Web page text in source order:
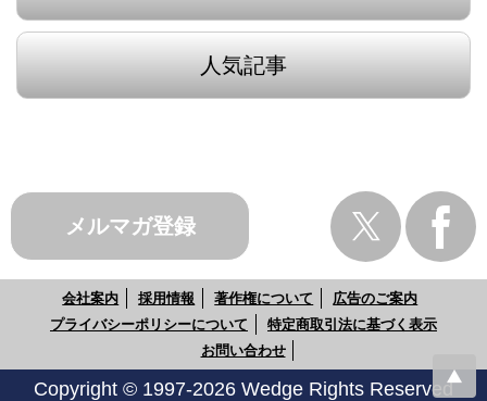
人気記事
メルマガ登録
会社案内 採用情報 著作権について
広告のご案内
プライバシーポリシーについて
特定商取引法に基づく表示
お問い合わせ
Copyright © 1997-2026 Wedge Rights Reserved